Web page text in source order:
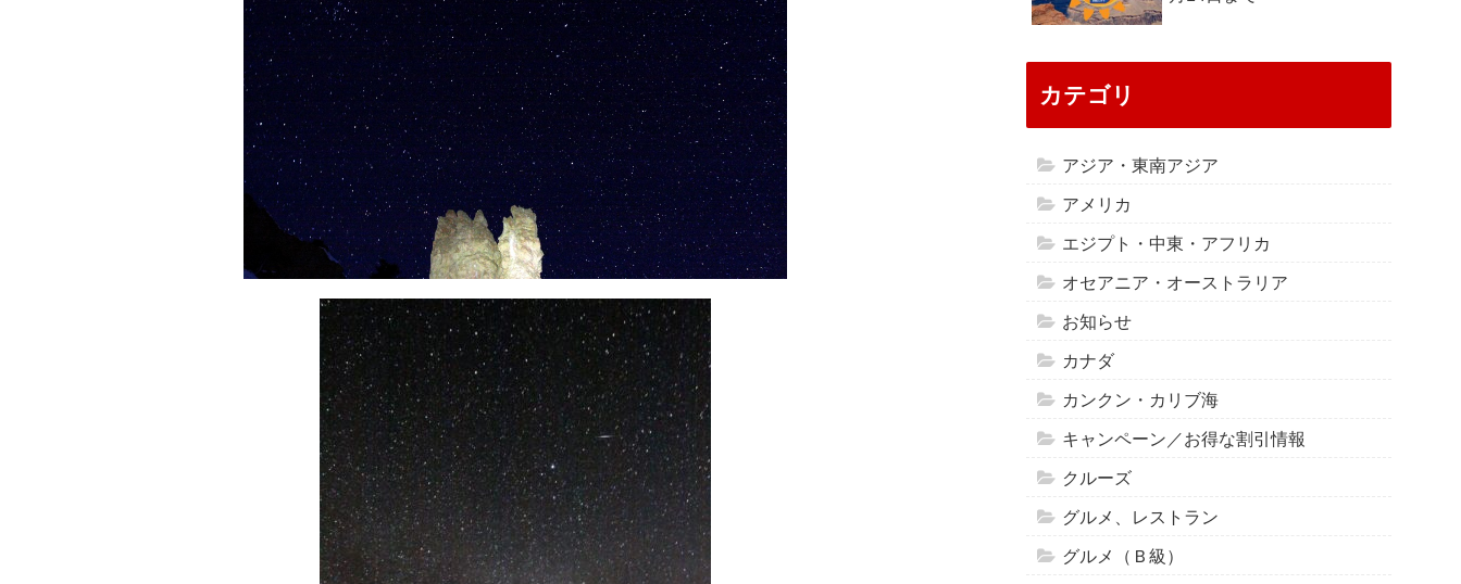
カテゴリ
アジア・東南アジア
アメリカ
エジプト・中東・アフリカ
オセアニア・オーストラリア
お知らせ
カナダ
カンクン・カリブ海
キャンペーン／お得な割引情報
クルーズ
グルメ、レストラン
グルメ（Ｂ級）